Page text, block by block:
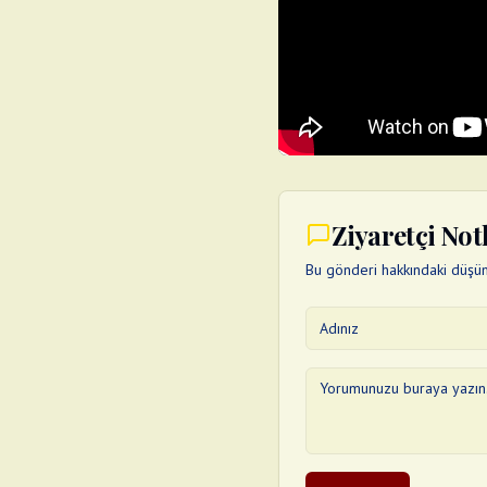
Ziyaretçi
Bu gönderi hakkındaki